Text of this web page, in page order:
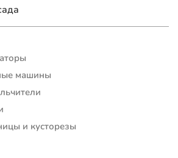
машины
и кусторезы